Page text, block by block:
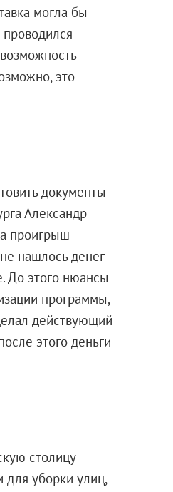
могла бы
проводился
это
документы
Александр
проигрыш
нашлось денег
До этого нюансы
программы,
действующий
этого деньги
столицу
для уборки улиц,